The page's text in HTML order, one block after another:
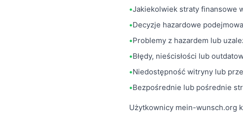
Jakiekolwiek straty finansowe
Decyzje hazardowe
Problemy z hazardem lub
Błędy, nieścisłości lub
Niedostępność witryny lub
Bezpośrednie lub pośrednie
Użytkownicy mein-wunsch.org